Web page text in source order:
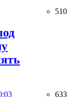
510
633